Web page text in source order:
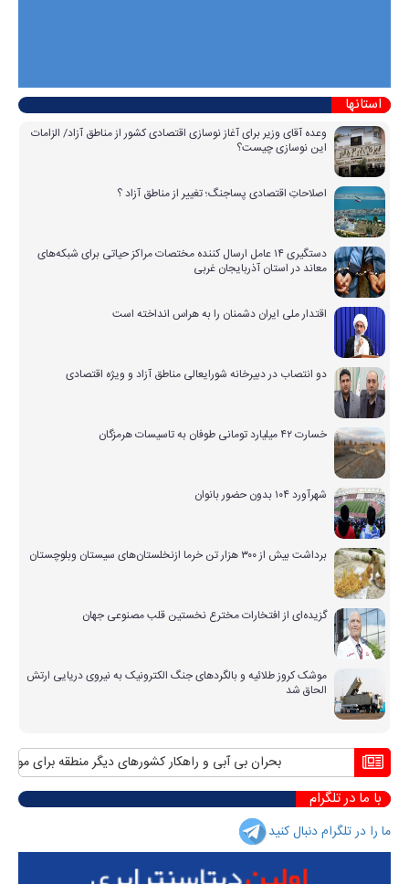
استانها
وعده آقای وزیر برای آغاز نوسازی اقتصادی کشور از مناطق آزاد/ الزامات
این نوسازی چیست؟
اصلاحاتِ اقتصادی پساجنگ؛ تغییر از مناطق آزاد ؟
دستگیری ۱۴ عامل ارسال کننده مختصات مراکز حیاتی برای شبکه‌های
معاند در استان آذربایجان غربی
اقتدار ملی ایران دشمنان را به هراس انداخته است
دو انتصاب در دبیرخانه شورایعالی مناطق آزاد و ویژه اقتصادی
خسارت ۴۲ میلیارد تومانی طوفان به تاسیسات هرمزگان
شهرآورد ۱۰۴ بدون حضور بانوان
برداشت بیش از ۳۰۰ هزار تن خرما ازنخلستان‌های سیستان وبلوچستان
گزیده‌ای از افتخارات مخترع نخستین قلب مصنوعی جهان
موشک کروز طلائیه و بالگردهای جنگ الکترونیک به نیروی دریایی ارتش
الحاق شد
بحران بی آبی و راهکار کشورهای دیگر منطقه برای مواجهه
با ما در تلگرام
ما را در تلگرام دنبال کنید